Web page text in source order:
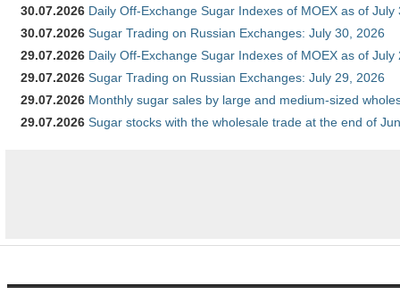
30.07.2026 Daily Off-Exchange Sugar Indexes of MOEX as of July
30.07.2026 Sugar Trading on Russian Exchanges: July 30, 2026
29.07.2026 Daily Off-Exchange Sugar Indexes of MOEX as of July
29.07.2026 Sugar Trading on Russian Exchanges: July 29, 2026
29.07.2026 Monthly sugar sales by large and medium-sized
29.07.2026 Sugar stocks with the wholesale trade at the end of